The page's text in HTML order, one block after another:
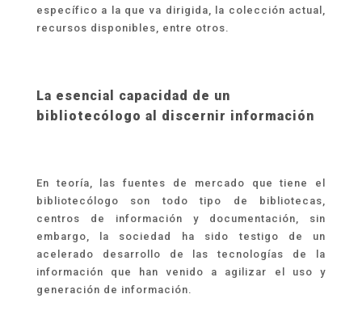
específico a la que va dirigida, la colección actual,
recursos disponibles, entre otros.
La esencial capacidad de un
bibliotecólogo al discernir información
En teoría, las fuentes de mercado que tiene el
bibliotecólogo son todo tipo de bibliotecas,
centros de información y documentación, sin
embargo, la sociedad ha sido testigo de un
acelerado desarrollo de las tecnologías de la
información que han venido a agilizar el uso y
generación de información.